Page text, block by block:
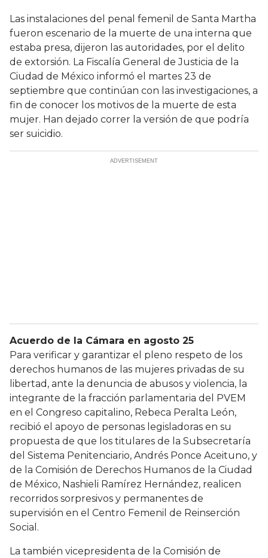
Las instalaciones del penal femenil de Santa Martha
fueron escenario de la muerte de una interna que
estaba presa, dijeron las autoridades, por el delito
de extorsión. La Fiscalía General de Justicia de la
Ciudad de México informó el martes 23 de
septiembre que continúan con las investigaciones, a
fin de conocer los motivos de la muerte de esta
mujer. Han dejado correr la versión de que podría
ser suicidio.
Acuerdo de la Cámara en agosto 25
Para verificar y garantizar el pleno respeto de los
derechos humanos de las mujeres privadas de su
libertad, ante la denuncia de abusos y violencia, la
integrante de la fracción parlamentaria del PVEM
en el Congreso capitalino, Rebeca Peralta León,
recibió el apoyo de personas legisladoras en su
propuesta de que los titulares de la Subsecretaría
del Sistema Penitenciario, Andrés Ponce Aceituno, y
de la Comisión de Derechos Humanos de la Ciudad
de México, Nashieli Ramírez Hernández, realicen
recorridos sorpresivos y permanentes de
supervisión en el Centro Femenil de Reinserción
Social.
La también vicepresidenta de la Comisión de